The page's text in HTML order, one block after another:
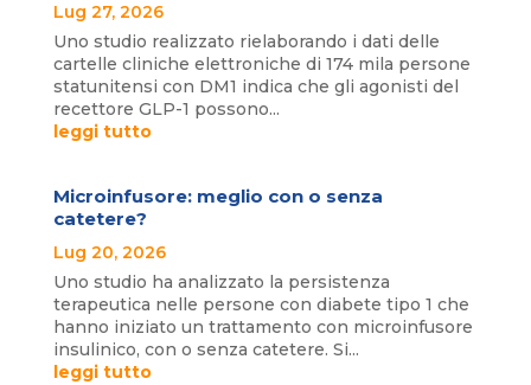
Lug 27, 2026
Uno studio realizzato rielaborando i dati delle
cartelle cliniche elettroniche di 174 mila persone
statunitensi con DM1 indica che gli agonisti del
recettore GLP-1 possono...
leggi tutto
Microinfusore: meglio con o senza
catetere?
Lug 20, 2026
Uno studio ha analizzato la persistenza
terapeutica nelle persone con diabete tipo 1 che
hanno iniziato un trattamento con microinfusore
insulinico, con o senza catetere. Si...
leggi tutto